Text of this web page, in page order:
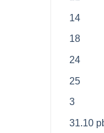
14
18
24
25
3
31.10